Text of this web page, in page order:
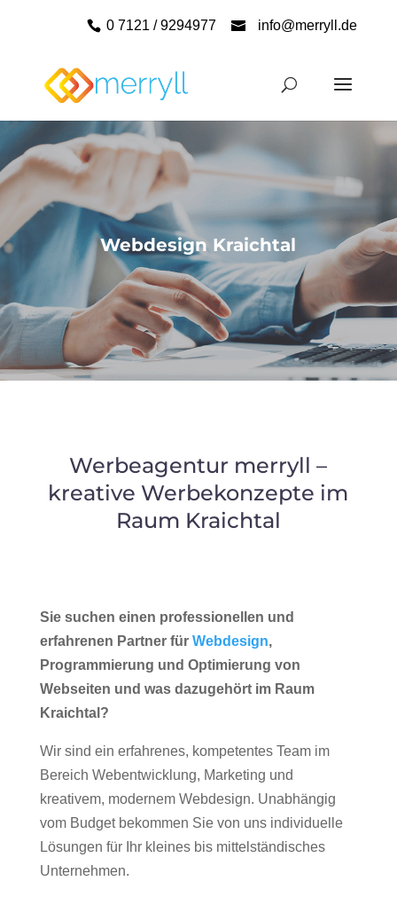
0 7121 / 9294977 info@merryll.de
Webdesign Kraichtal
Werbeagentur merryll –
kreative Werbekonzepte im
Raum Kraichtal
Sie suchen einen professionellen und
erfahrenen Partner für Webdesign,
Programmierung und Optimierung von
Webseiten und was dazugehört im Raum
Kraichtal?
Wir sind ein erfahrenes, kompetentes Team im
Bereich Webentwicklung, Marketing und
kreativem, modernem Webdesign. Unabhängig
vom Budget bekommen Sie von uns individuelle
Lösungen für Ihr kleines bis mittelständisches
Unternehmen.